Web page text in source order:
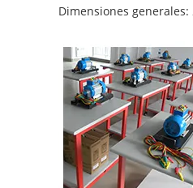
Dimensiones